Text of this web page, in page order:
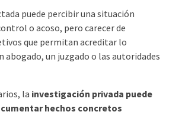
puede percibir una situación
o acoso, pero carecer de
que permitan acreditar lo
abogado, un juzgado o las autoridades
la investigación privada puede
hechos concretos